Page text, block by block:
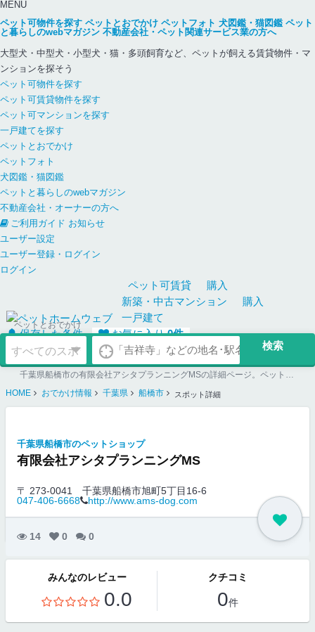
MENU
ペット可物件を探す ペットとおでかけ ペットフォト 犬図鑑・猫図鑑 ペット
と暮らしのwebマガジン 不動産会社・ペット関連サービス業の方へ
大型犬・中型犬・小型犬・猫・多頭飼育など、ペットが飼える賃貸物件・マ
ンションを探そう
ペット可物件を探す
ペット可賃貸物件を探す
ペット可マンションを探す
一戸建てを探す
ペットとおでかけ
ペットフォト
犬図鑑・猫図鑑
ペットと暮らしのwebマガジン
不動産会社・オーナーの方へ
ご利用ガイド お知らせ
ユーザー設定
ユーザー登録・ログイン
ログイン
ペット可賃貸
購入
新築・中古マンション
購入
一戸建て
保存した条件
お気に入り0件
ペットとおでかけ
千葉県船橋市の有限会社アシタプランニングMSの詳細ページ。ペット同伴可のお店探しならペットホームウェブ。ペット可賃貸のお部屋探し、ペット可マンション購入のご検討時にもご利用ください。
HOME
おでかけ情報 千葉県 船橋市 スポット詳細
千葉県船橋市のペットショップ
有限会社アシタプランニングMS
〒 273-0041
千葉県船橋市旭町5丁目16-6
047-406-6668
http://www.ams-dog.com
14 0 0
みんなのレビュー
0.0
クチコミ
0件